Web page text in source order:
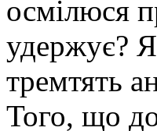
осмілюся
удержує?
тремтять
Того, що